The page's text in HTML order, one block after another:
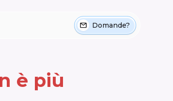
Domande?
è più